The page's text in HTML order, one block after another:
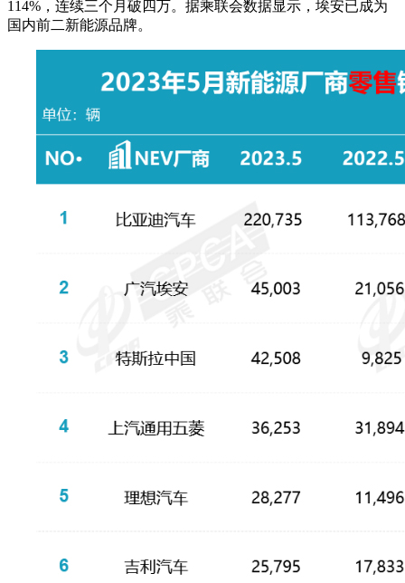
114%，连续三个月破四万。据乘联会数据显示，埃安已成为
国内前二新能源品牌。